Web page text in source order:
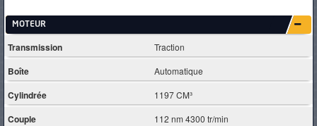
MOTEUR
Transmission Traction
Boîte Automatique
Cylindrée 1197 CM³
Couple 112 nm 4300 tr/min